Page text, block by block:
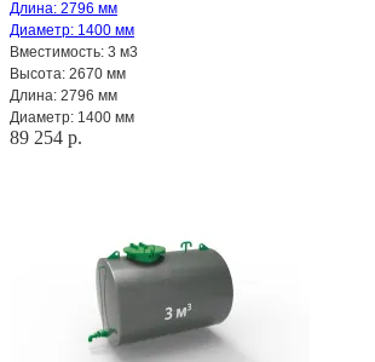
Длина: 2796 мм
Диаметр: 1400 мм
Вместимоcть: 3 м3
Высота: 2670 мм
Длина: 2796 мм
Диаметр: 1400 мм
89 254 р.